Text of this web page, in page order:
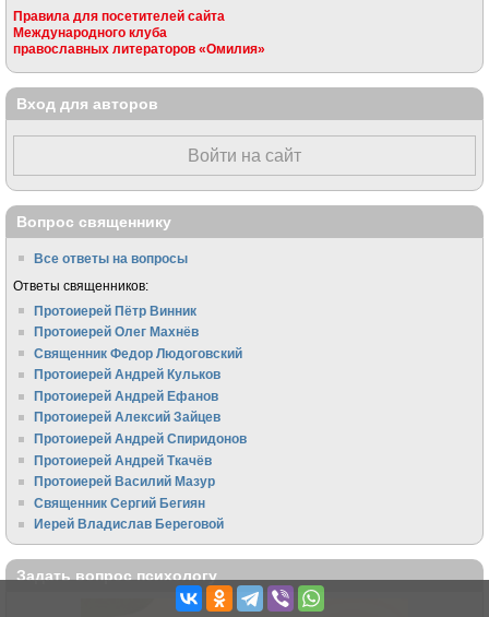
Правила для посетителей сайта
Международного клуба
православных литераторов «Омилия»
Вход для авторов
Войти на сайт
Вопрос священнику
Все ответы на вопросы
Ответы священников:
Протоиерей Пётр Винник
Протоиерей Олег Махнёв
Священник Федор Людоговский
Протоиерей Андрей Кульков
Протоиерей Андрей Ефанов
Протоиерей Алексий Зайцев
Протоиерей Андрей Спиридонов
Протоиерей Андрей Ткачёв
Протоиерей Василий Мазур
Священник Сергий Бегиян
Иерей Владислав Береговой
Задать вопрос психологу